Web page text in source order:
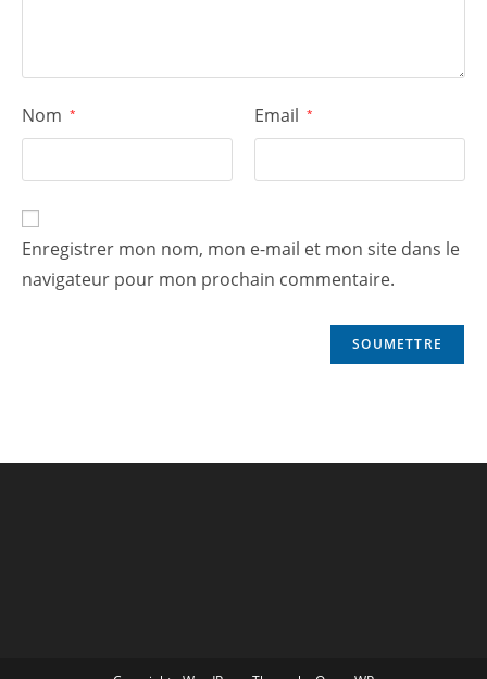
Nom * Email *
Enregistrer mon nom, mon e-mail et mon site dans le
navigateur pour mon prochain commentaire.